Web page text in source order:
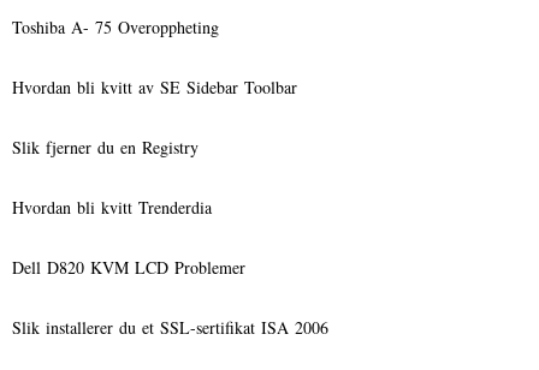
Toshiba A- 75 Overoppheting
Hvordan bli kvitt av SE Sidebar Toolbar
Slik fjerner du en Registry
Hvordan bli kvitt Trenderdia
Dell D820 KVM LCD Problemer
Slik installerer du et SSL-sertifikat ISA 2006